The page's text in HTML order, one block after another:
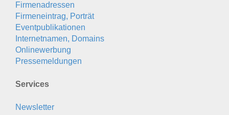
Firmenadressen
Firmeneintrag, Porträt
Eventpublikationen
Internetnamen, Domains
Onlinewerbung
Pressemeldungen
Services
Newsletter